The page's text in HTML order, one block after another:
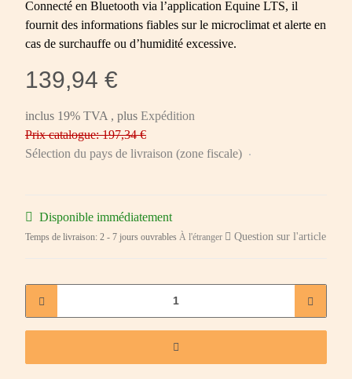
Connecté en Bluetooth via l’application Equine LTS, il
fournit des informations fiables sur le microclimat et alerte en
cas de surchauffe ou d’humidité excessive.
139,94 €
inclus 19% TVA , plus Expédition
Prix catalogue: 197,34 €
Sélection du pays de livraison (zone fiscale)
Disponible immédiatement
Temps de livraison: 2 - 7 jours ouvrables À l'étranger Question sur l'article